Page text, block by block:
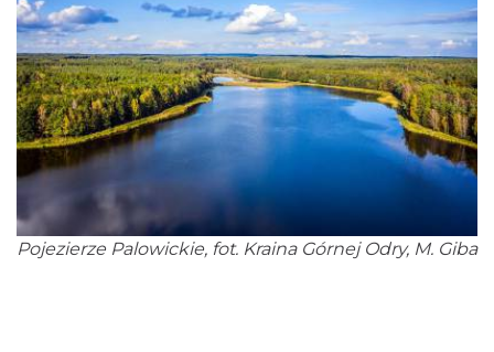
Pojezierze Palowickie, fot. Kraina Górnej Odry, M. Giba